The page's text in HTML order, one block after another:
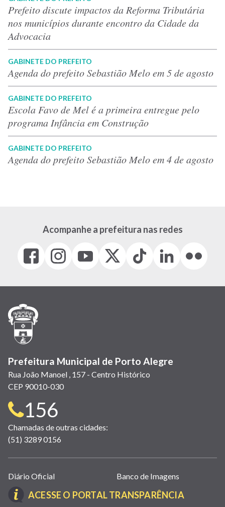
Prefeito discute impactos da Reforma Tributária
nos municípios durante encontro da Cidade da
Advocacia
GABINETE DO PREFEITO
Agenda do prefeito Sebastião Melo em 5 de agosto
GABINETE DO PREFEITO
Escola Favo de Mel é a primeira entregue pelo
programa Infância em Construção
GABINETE DO PREFEITO
Agenda do prefeito Sebastião Melo em 4 de agosto
Acompanhe a prefeitura nas redes
Facebook
(link
em
janela)
Instagram
(link
em
(link
em
(Antigo
(link
Tiktok
(link
em
LinkedIn
(link
em
(link
em
Prefeitura Municipal de Porto Alegre
Rua João Manoel , 157 - Centro Histórico
CEP 90010-030
Telefone
para
contato:
156
Chamadas de outras cidades:
(51) 3289 0156
Links
úteis
(abrem
Diário Oficial Banco de Imagens
ACESSE O PORTAL TRANSPARÊNCIA(LINK